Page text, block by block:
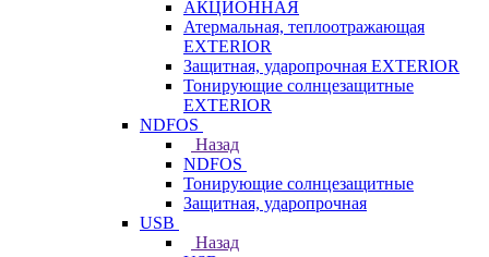
АКЦИОННАЯ
Атермальная, теплоотражающая
EXTERIOR
Защитная, ударопрочная EXTERIOR
Тонирующие солнцезащитные
EXTERIOR
NDFOS
Назад
NDFOS
Тонирующие солнцезащитные
Защитная, ударопрочная
USB
Назад